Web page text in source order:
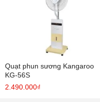
Quạt phun sương Kangaroo
KG-56S
2.490.000₫